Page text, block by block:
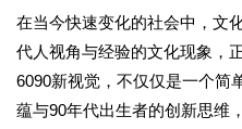
在当今快速变化的社会中，文
代人视角与经验的文化现象，
6090新视觉，不仅仅是一个简
蕴与90年代出生者的创新思维